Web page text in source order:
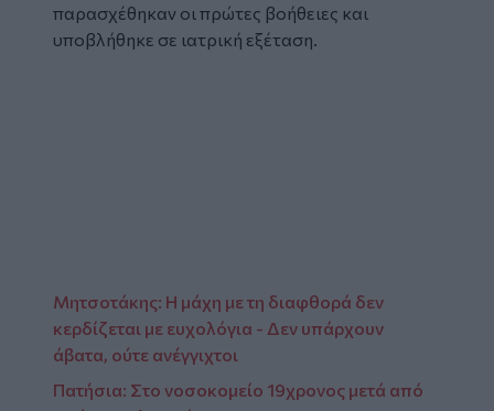
παρασχέθηκαν οι πρώτες βοήθειες και
υποβλήθηκε σε ιατρική εξέταση.
Μητσοτάκης: Η μάχη με τη διαφθορά δεν
κερδίζεται με ευχολόγια - Δεν υπάρχουν
άβατα, ούτε ανέγγιχτοι
Πατήσια: Στο νοσοκομείο 19χρονος μετά από